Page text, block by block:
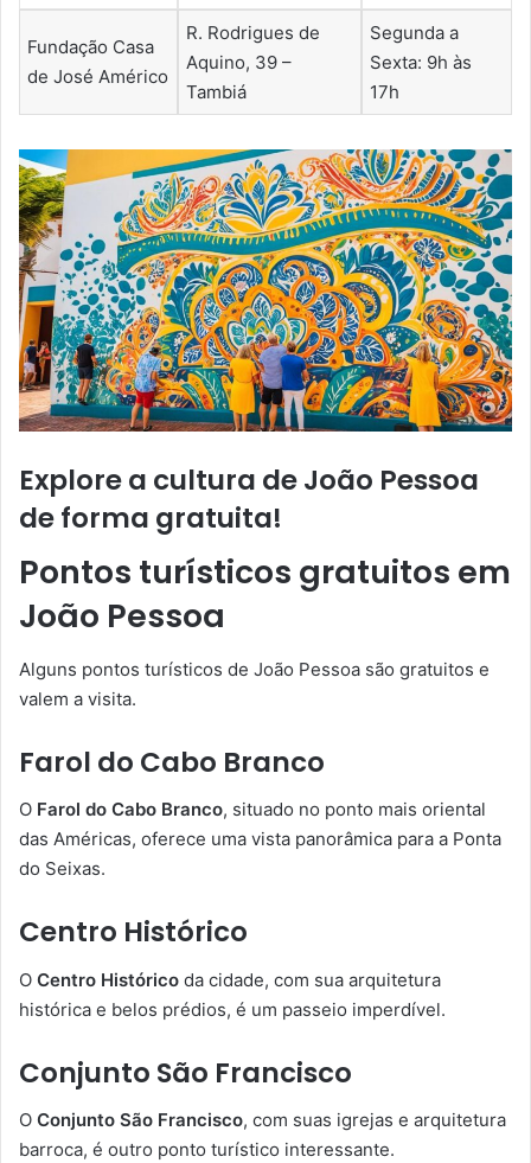
Fundação Casa
de José Américo
R. Rodrigues de
Aquino, 39 –
Tambiá
Segunda a
Sexta: 9h às
17h
Explore a cultura de João Pessoa
de forma gratuita!
Pontos turísticos gratuitos em
João Pessoa
Alguns pontos turísticos de João Pessoa são gratuitos e
valem a visita.
Farol do Cabo Branco
O Farol do Cabo Branco, situado no ponto mais oriental
das Américas, oferece uma vista panorâmica para a Ponta
do Seixas.
Centro Histórico
O Centro Histórico da cidade, com sua arquitetura
histórica e belos prédios, é um passeio imperdível.
Conjunto São Francisco
O Conjunto São Francisco, com suas igrejas e arquitetura
barroca, é outro ponto turístico interessante.